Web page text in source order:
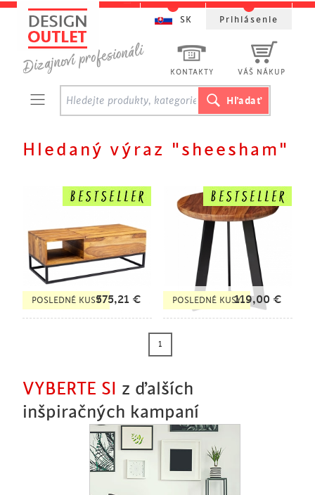
Hledaný výraz "sheesham"
POSLEDNÉ KUSY575,21 € POSLEDNÉ KUSY119,00 €
1
VYBERTE SI
z ďalších
inšpiračných kampaní
KONTAKTY VÁŠ NÁKUP
SK Prihlásenie